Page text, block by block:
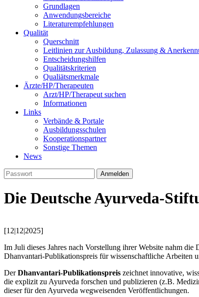
Grundlagen
Anwendungsbereiche
Literaturempfehlungen
Qualität
Querschnitt
Leitlinien zur Ausbildung, Zulassung &
Entscheidungshilfen
Qualitätskriterien
Qualiätsmerkmale
Ärzte/HP/Therapeuten
Arzt/HP/Therapeut suchen
Informationen
Links
Verbände & Portale
Ausbildungsschulen
Kooperationspartner
Sonstige Themen
News
Die Deutsche Ayurveda-
[12|12|2025]
Im Juli dieses Jahres nach Vorstellung ihrer Website nahm
Dhanvantari-Publikationspreis für wissenschaftliche Arbeiten
DerDhanvantari-Publikationspreis zeichnet innovative,
die explizit zu Ayurveda forschen und publizieren (z.B.
dieser für den Ayurveda wegweisenden Veröffentlichungen.